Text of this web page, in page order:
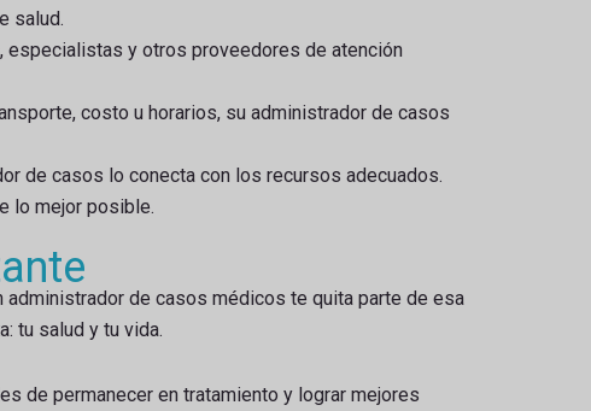
salud.
especialistas y otros proveedores de atención
costo u horarios, su administrador de casos
de casos lo conecta con los recursos adecuados.
lo mejor posible.
administrador de casos médicos te quita parte de esa
tu salud y tu vida.
de permanecer en tratamiento y lograr mejores